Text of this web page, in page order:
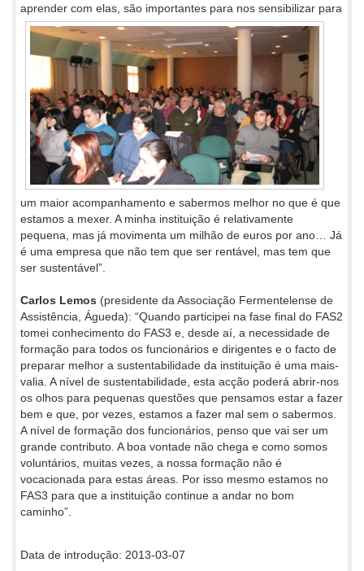
aprender com elas, são importantes para nos sensibilizar para
um maior acompanhamento e sabermos melhor no que é que
estamos a mexer. A minha instituição é relativamente
pequena, mas já movimenta um milhão de euros por ano… Já
é uma empresa que não tem que ser rentável, mas tem que
ser sustentável”.
Carlos Lemos (presidente da Associação Fermentelense de
Assistência, Águeda): “Quando participei na fase final do FAS2
tomei conhecimento do FAS3 e, desde aí, a necessidade de
formação para todos os funcionários e dirigentes e o facto de
preparar melhor a sustentabilidade da instituição é uma mais-
valia. A nível de sustentabilidade, esta acção poderá abrir-nos
os olhos para pequenas questões que pensamos estar a fazer
bem e que, por vezes, estamos a fazer mal sem o sabermos.
A nível de formação dos funcionários, penso que vai ser um
grande contributo. A boa vontade não chega e como somos
voluntários, muitas vezes, a nossa formação não é
vocacionada para estas áreas. Por isso mesmo estamos no
FAS3 para que a instituição continue a andar no bom
caminho”.
Data de introdução: 2013-03-07